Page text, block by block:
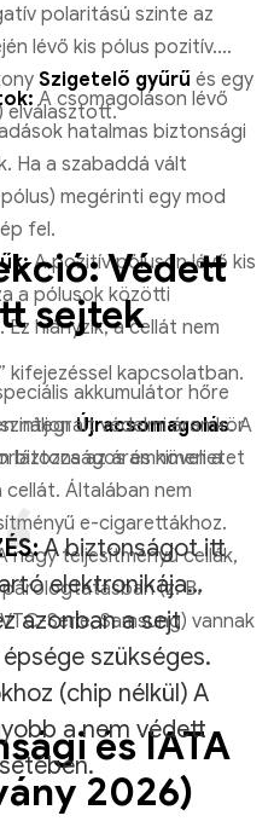
polaritású szinte az
lévő kis pólus pozitív.
Szigetelő gyűrű és egy
elválasztott.
A csomagoláson lévő
hatalmas biztonsági
Ha a szabaddá vált
megérinti egy mod
fel.
A pozitív póluson lévő kis
a pólusok közötti
hiányzik, a cellát nem
akkumulátor hőre
Újracsomagolás. A
biztonságos és növeli a
Védett
sejtek
kifejezéssel kapcsolatban.
integrált védelmi áramkör
az áramkimenetet
Általában nem
e-cigarettákhoz.
nagy teljesítményű cellák,
(z. B.
Serie, Samsung) vannak
A biztonságot itt
elektronikája
azonban a sejt
szükséges.
(chip nélkül) A
a nem védett
és IATA
2026)